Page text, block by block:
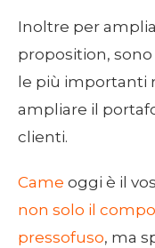
Inoltre per
proposition,
le più importanti
ampliare il
clienti.
Came oggi è il
non solo il
pressofuso, ma